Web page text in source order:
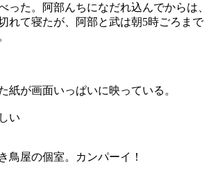
った。阿部んちになだれ込んでからは、
れて寝たが、阿部と武は朝5時ごろまで
紙が画面いっぱいに映っている。
い
鳥屋の個室。カンパーイ！